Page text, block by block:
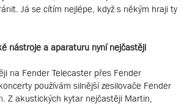
Já se cítím nejlépe, když s někým hraji ty
nástroje a aparaturu nyní nejčastěji
na Fender Telecaster přes Fender
používám silnější zesilovače Fender
Z akustických kytar nejčastěji Martin,